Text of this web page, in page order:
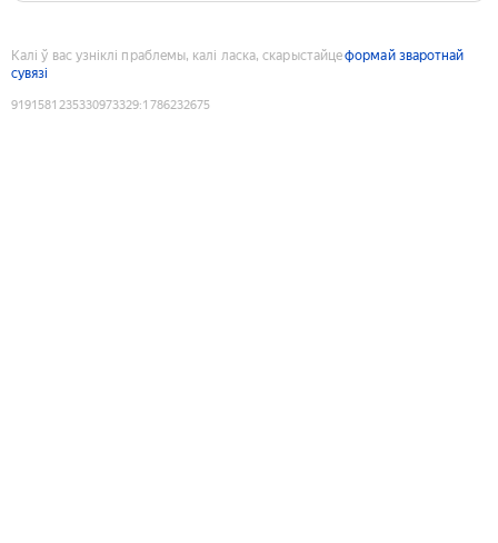
Калі ў вас узніклі праблемы, калі ласка, скарыстайцеформай зваротнай
сувязі
9191581235330973329:1786232675